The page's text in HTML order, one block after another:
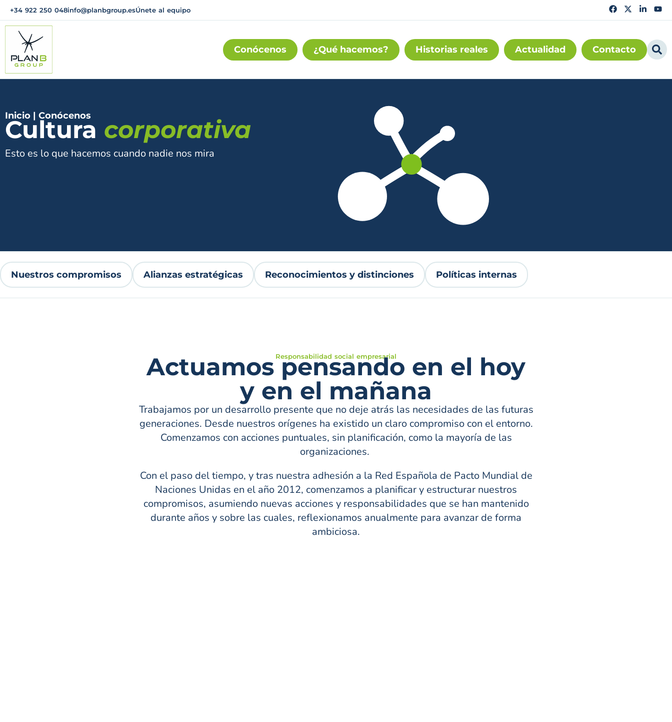
+34 922 250 048info@planbgroup.esÚnete al equipo
Conócenos ¿Qué hacemos? Historias reales Actualidad Contacto
Inicio | Conócenos
Cultura corporativa
Esto es lo que hacemos cuando nadie nos mira
Nuestros compromisos Alianzas estratégicas Reconocimientos y distinciones Políticas internas
Responsabilidad social empresarial
Actuamos pensando en el hoy
y en el mañana
Trabajamos por un desarrollo presente que no deje atrás las necesidades de las futuras
generaciones. Desde nuestros orígenes ha existido un claro compromiso con el entorno.
Comenzamos con acciones puntuales, sin planificación, como la mayoría de las
organizaciones.
Con el paso del tiempo, y tras nuestra adhesión a la Red Española de Pacto Mundial de
Naciones Unidas en el año 2012, comenzamos a planificar y estructurar nuestros
compromisos, asumiendo nuevas acciones y responsabilidades que se han mantenido
durante años y sobre las cuales, reflexionamos anualmente para avanzar de forma
ambiciosa.